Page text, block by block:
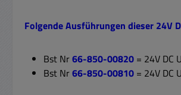
Folgende Ausführungen dieser 24V
Bst Nr66-850-00820 = 24V DC
Bst Nr66-850-00810 = 24V DC